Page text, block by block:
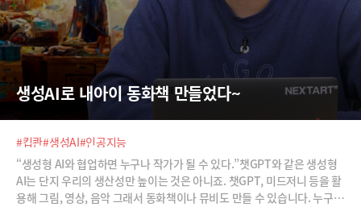
생성AI로 내아이 동화책 만들었다~
#킵콴#생성AI#인공지능
“생성형 AI와 협업하면 누구나 작가가 될 수 있다.”챗GPT와 같은 생성형
AI는 단지 우리의 생산성만 높이는 것은 아니죠. 챗GPT, 미드저니 등을 활
용해 그림, 영상, 음악 그래서 동화책이나 뮤비도 만들 수 있습니다. 누구나